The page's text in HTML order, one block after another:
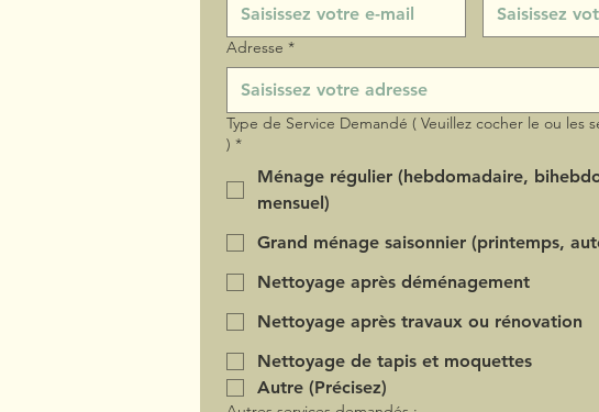
Adresse *
Type de Service Demandé ( Veuillez cocher le ou les
) *
Ménage régulier (hebdomadaire,
mensuel)
Grand ménage saisonnier (printemps,
Nettoyage après déménagement
Nettoyage après travaux ou rénovation
Nettoyage de tapis et moquettes
Autre (Précisez)